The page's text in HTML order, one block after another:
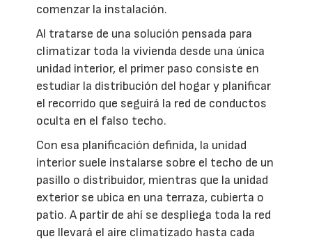
comenzar la instalación.
Al tratarse de una solución pensada para
climatizar toda la vivienda desde una única
unidad interior, el primer paso consiste en
estudiar la distribución del hogar y planificar
el recorrido que seguirá la red de conductos
oculta en el falso techo.
Con esa planificación definida, la unidad
interior suele instalarse sobre el techo de un
pasillo o distribuidor, mientras que la unidad
exterior se ubica en una terraza, cubierta o
patio. A partir de ahí se despliega toda la red
que llevará el aire climatizado hasta cada